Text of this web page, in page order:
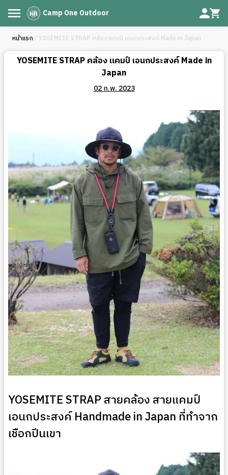
Camp One Outdoor
หน้าแรก / YOSEMITE STRAP คล้อง แคมป์ เอนกประสงค์ Made in Japan
YOSEMITE STRAP คล้อง แคมป์ เอนกประสงค์ Made in
Japan
02 ก.พ. 2023
YOSEMITE STRAP สายคล้อง สายแคมป์
เอนกประสงค์ Handmade in Japan ที่ทำจาก
เชือกปีนเขา